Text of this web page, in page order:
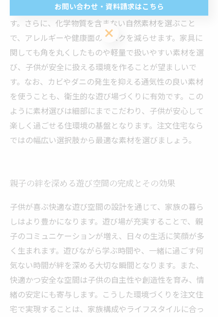
汚れに強く掃除がしやすい塗り壁やクロスが推奨されま
す。さらに、化学物質を含まない自然素材を選ぶこと
で、アレルギーや健康面のリスクを減らせます。家具に
関しても角を丸くしたものや軽量で扱いやすい素材を選
び、子供が安全に扱える環境を作ることが望ましいで
す。なお、カビやダニの発生を抑える通気性の良い素材
を使うことも、衛生的な遊び場づくりに有効です。この
ように素材選びは細部にまでこだわり、子供が安心して
楽しく過ごせる住環境の基盤となります。注文住宅なら
ではの幅広い選択肢から最適な素材を選びましょう。
親子の絆を深める遊び空間の完成とその効果
子供が喜ぶ快適な遊び空間の設計を通じて、家族の暮ら
しはより豊かになります。遊び場が充実することで、親
子のコミュニケーションが増え、日々の生活に笑顔が多
く生まれます。遊びながら学ぶ時間や、一緒に過ごす何
気ない時間が絆を深める大切な瞬間となります。また、
快適かつ安全な空間は子供の自主性や創造性を育み、情
緒の安定にも寄与します。こうした環境づくりを注文住
宅で実現することは、家族構成やライフスタイルに合っ
お問い合わせ・資料請求はこちら
お問い合わせ・資料請求はこちら